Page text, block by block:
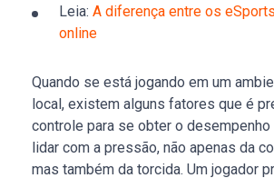
Leia: A diferença entre os
online
Quando se está jogando em um
local, existem alguns fatores que é
controle para se obter o desempenho
lidar com a pressão, não apenas da
mas também da torcida. Um jogador